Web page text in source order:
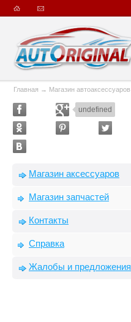
Главная → Магазин автоаксессуаров
undefined
Магазин аксессуаров
Магазин запчастей
Контакты
Справка
Жалобы и предложения